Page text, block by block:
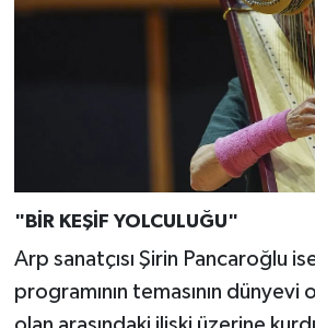
"BİR KEŞİF YOLCULUĞU"
Arp sanatçısı Şirin Pancaroğlu
programının temasının dünyevi